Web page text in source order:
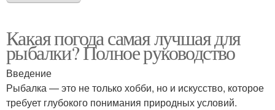
Какая погода самая лучшая для
рыбалки? Полное руководство
Введение
Рыбалка — это не только хобби, но и искусство, которое
требует глубокого понимания природных условий.